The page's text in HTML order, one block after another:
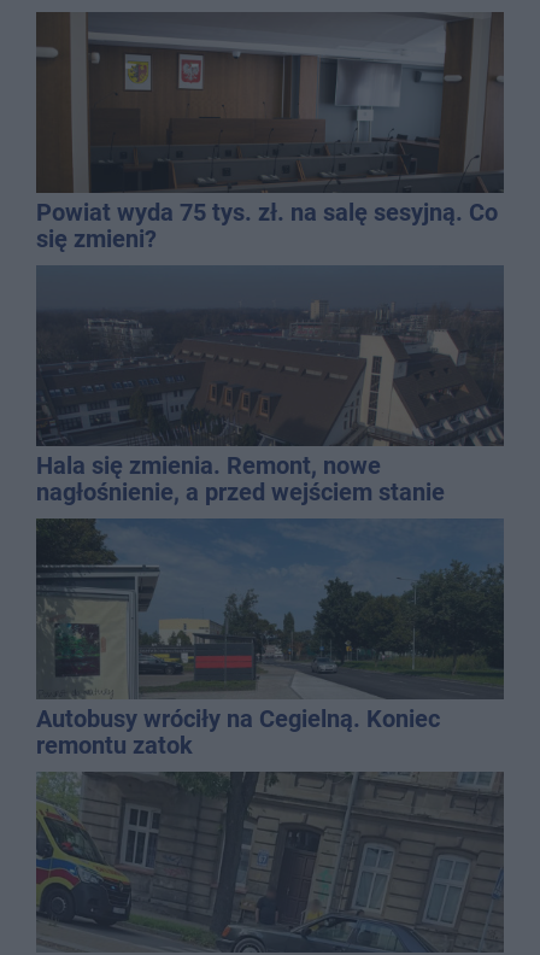
Powiat wyda 75 tys. zł. na salę sesyjną. Co
się zmieni?
Hala się zmienia. Remont, nowe
nagłośnienie, a przed wejściem stanie
QEMETICA ARENA
Autobusy wróciły na Cegielną. Koniec
remontu zatok